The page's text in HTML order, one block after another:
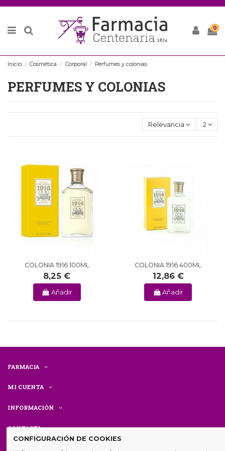
0
Inicio Cosmética Corporal Perfumes y colonias
PERFUMES Y COLONIAS
Relevancia 2
COLONIA 1916 100ML
8,25 €
Añadir
COLONIA 1916 400ML
12,86 €
Añadir
FARMACIA
MI CUENTA
INFORMACIÓN
CONTACTA
CONFIGURACIÓN DE COOKIES